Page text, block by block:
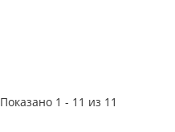
Показано 1 - 11 из 11